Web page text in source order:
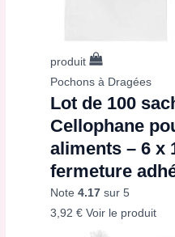
produit
Pochons à Dragées
Lot de 100
Cellophane
aliments – 6 x
fermeture
Note4.17 sur 5
3,92€ Voir le produit